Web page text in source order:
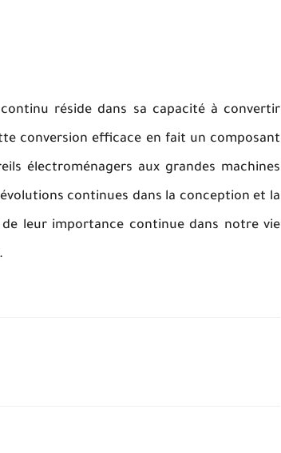
réside dans sa capacité à convertir
conversion efficace en fait un composant
électroménagers aux grandes machines
continues dans la conception et la
leur importance continue dans notre vie